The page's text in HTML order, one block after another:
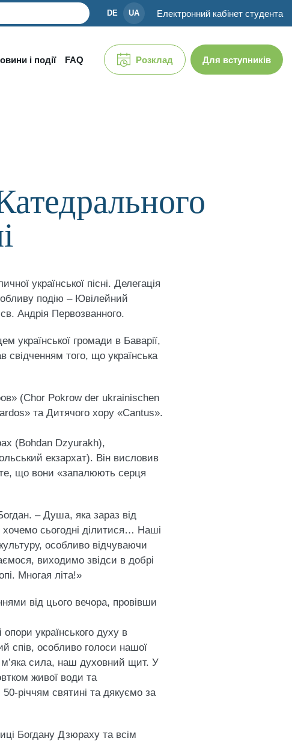
DE UA Електронний кабінет студента
і події FAQ Розклад Для вступників
української пісні. Делегація
подію – Ювілейний
Андрія Первозванного.
української громади в Баварії,
свідченням того, що українська
(Chor Pokrow der ukrainischen
та Дитячого хору «Cantus».
(Bohdan Dzyurakh),
екзархат). Він висловив
те, що вони «запалюють серця
– Душа, яка зараз від
сьогодні ділитися… Наші
особливо відчуваючи
виходимо звідси в добрі
Многая літа!»
від цього вечора, провівши
українського духу в
спів, особливо голоси нашої
м’яка сила, наш духовний щит. У
живої води та
річчям святині та дякуємо за
Богдану Дзюраху та всім